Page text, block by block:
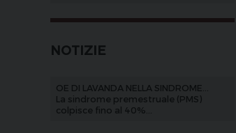
NOTIZIE
OE DI LAVANDA NELLA SINDROME...
La sindrome premestruale (PMS)
colpisce fino al 40%...